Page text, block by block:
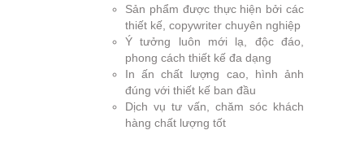
Sản phẩm được thực hiện bởi các
thiết kế, copywriter chuyên nghiệp
Ý tưởng luôn mới lạ, độc đáo,
phong cách thiết kế đa dạng
In ấn chất lượng cao, hình ảnh
đúng với thiết kế ban đầu
Dịch vụ tư vấn, chăm sóc khách
hàng chất lượng tốt